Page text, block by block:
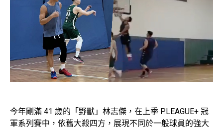
今年剛滿 41 歲的「野獸」林志傑，在上季 P.LEAGUE+ 冠
軍系列賽中，依舊大殺四方，展現不同於一般球員的強大